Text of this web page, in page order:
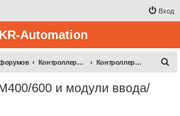
Вход
KR-Automation
Контроллерная техника Контроллеры AM400/600 и модули ввода/вывода GL10
600 и модули ввода/